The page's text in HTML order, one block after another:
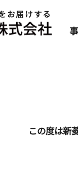
お届けする
この度は新